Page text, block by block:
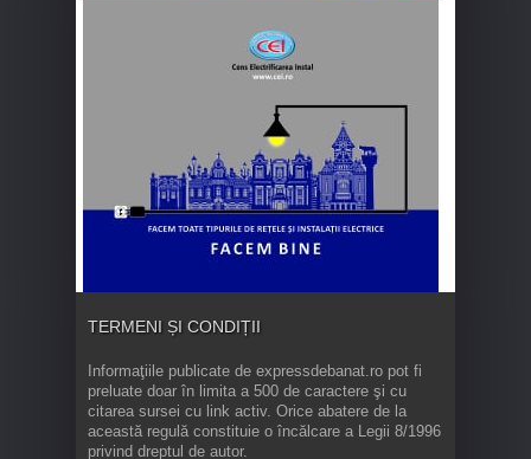
TERMENI ȘI CONDIȚII
Informaţiile publicate de expressdebanat.ro pot fi
preluate doar în limita a 500 de caractere şi cu
citarea sursei cu link activ. Orice abatere de la
această regulă constituie o încălcare a Legii 8/1996
privind dreptul de autor.